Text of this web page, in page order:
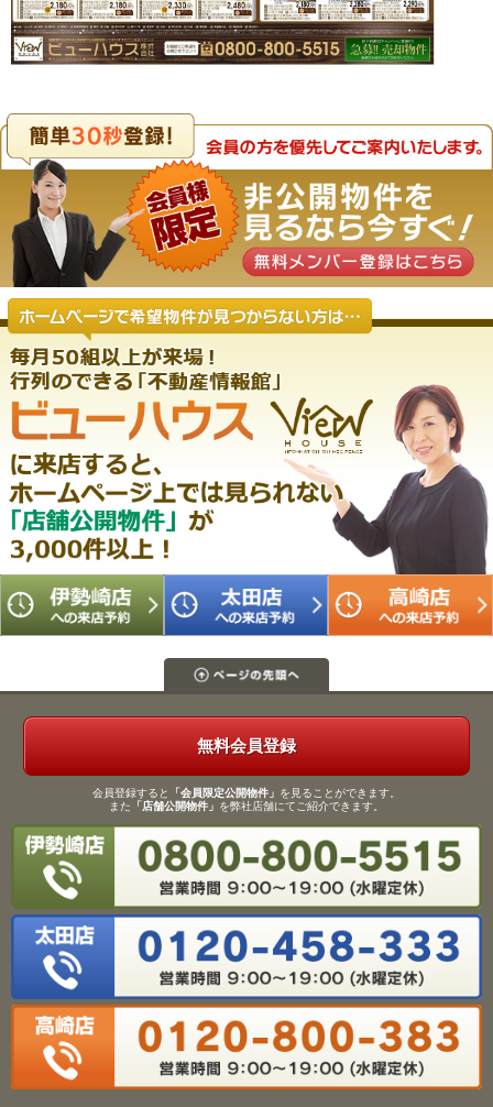
無料会員登録
会員登録すると 「会員限定公開物件」 を見ることができます。
また 「店舗公開物件」 を弊社店舗にてご紹介できます。